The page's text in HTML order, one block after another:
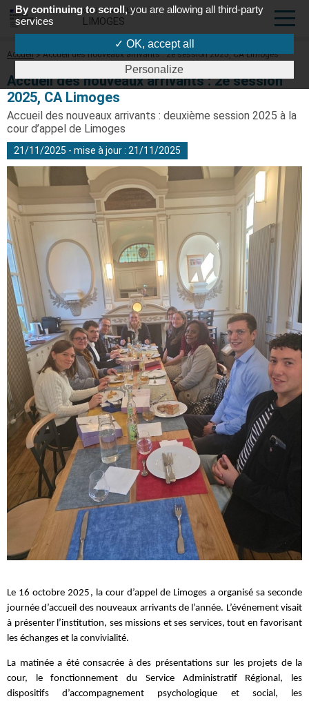
COUR D'APPEL DE
LIMOGES
Fil
Accueil Accueil des nouveaux arrivants : 2e session 2025, CA Limoges
Accueil des nouveaux arrivants : 2e session
2025, CA Limoges
Accueil des nouveaux arrivants : deuxième session 2025 à la
cour d’appel de Limoges
21/11/2025 - mise à jour : 21/11/2025
Le 16 octobre 2025, la cour d’appel de Limoges a organisé sa seconde
journée d’accueil des nouveaux arrivants de l’année. L’événement visait
à présenter l’institution, ses missions et ses services, tout en favorisant
les échanges et la convivialité.
La matinée a été consacrée à des présentations sur les projets de la
cour, le fonctionnement du Service Administratif Régional, les
dispositifs d’accompagnement psychologique et social, les
By continuing to scroll, you are allowing all third-party
services
✓ OK, accept all
Personalize